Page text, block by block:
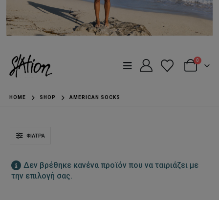
0
HOME SHOP AMERICAN SOCKS
ΦΊΛΤΡΑ
Δεν βρέθηκε κανένα προϊόν που να ταιριάζει με
την επιλογή σας.